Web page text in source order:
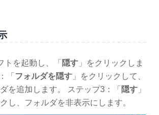
トを起動し、「 隠す 」をクリックしま
「 フォルダを隠す 」をクリックして、
を追加します。 ステップ3：「 隠す 」
し、フォルダを非表示にします。